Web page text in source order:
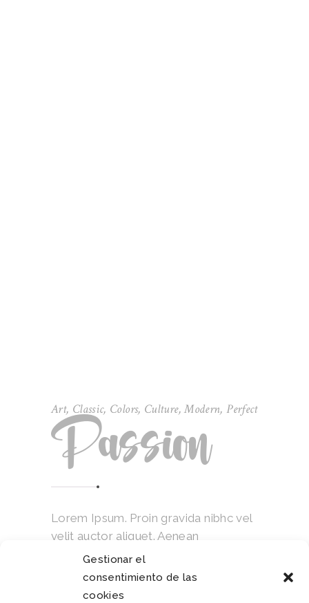
Gestionar el
consentimiento de las
cookies
Art, Classic, Colors, Culture,Modern, Perfect
Passion
Lorem Ipsum. Proin gravida nibhc vel
velit auctor aliquet. Aenean
sollicitudin, lorem quis bibendum
auctor. Sem nibh id elit. Duis sed odio
sit amet nibh vulputate cursus a sit